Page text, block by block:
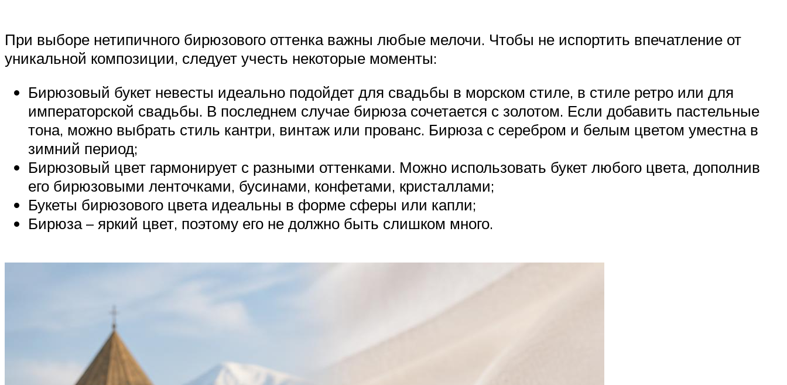
При выборе нетипичного бирюзового оттенка важны любые мелочи. Чтобы не испортить впечатление от
уникальной композиции, следует учесть некоторые моменты:
Бирюзовый букет невесты идеально подойдет для свадьбы в морском стиле, в стиле ретро или для
императорской свадьбы. В последнем случае бирюза сочетается с золотом. Если добавить пастельные
тона, можно выбрать стиль кантри, винтаж или прованс. Бирюза с серебром и белым цветом уместна в
зимний период;
Бирюзовый цвет гармонирует с разными оттенками. Можно использовать букет любого цвета, дополнив
его бирюзовыми ленточками, бусинами, конфетами, кристаллами;
Букеты бирюзового цвета идеальны в форме сферы или капли;
Бирюза – яркий цвет, поэтому его не должно быть слишком много.